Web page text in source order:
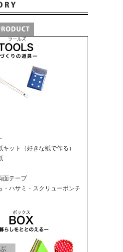
ット（好きな紙で作る）
面テープ
・ハサミ・スクリューポンチ